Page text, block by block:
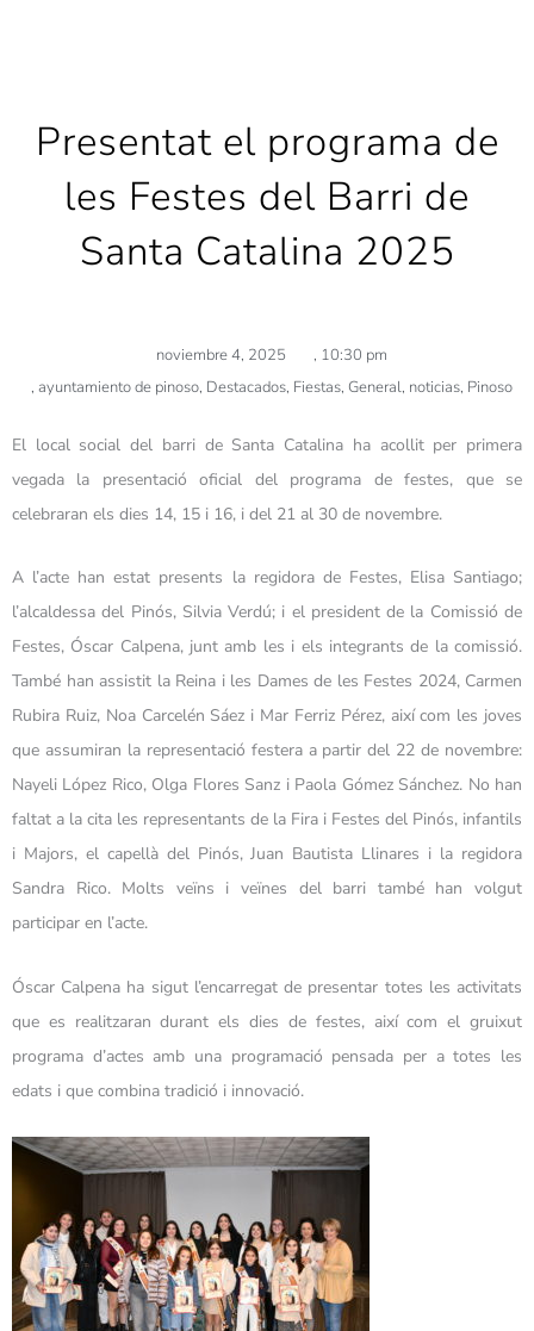
Presentat el programa de
les Festes del Barri de
Santa Catalina 2025
noviembre 4, 2025 , 10:30 pm
, ayuntamiento de pinoso, Destacados, Fiestas, General, noticias, Pinoso
El local social del barri de Santa Catalina ha acollit per primera
vegada la presentació oficial del programa de festes, que se
celebraran els dies 14, 15 i 16, i del 21 al 30 de novembre.
A l’acte han estat presents la regidora de Festes, Elisa Santiago;
l’alcaldessa del Pinós, Silvia Verdú; i el president de la Comissió de
Festes, Óscar Calpena, junt amb les i els integrants de la comissió.
També han assistit la Reina i les Dames de les Festes 2024, Carmen
Rubira Ruiz, Noa Carcelén Sáez i Mar Ferriz Pérez, així com les joves
que assumiran la representació festera a partir del 22 de novembre:
Nayeli López Rico, Olga Flores Sanz i Paola Gómez Sánchez. No han
faltat a la cita les representants de la Fira i Festes del Pinós, infantils
i Majors, el capellà del Pinós, Juan Bautista Llinares i la regidora
Sandra Rico. Molts veïns i veïnes del barri també han volgut
participar en l’acte.
Óscar Calpena ha sigut l’encarregat de presentar totes les activitats
que es realitzaran durant els dies de festes, així com el gruixut
programa d’actes amb una programació pensada per a totes les
edats i que combina tradició i innovació.